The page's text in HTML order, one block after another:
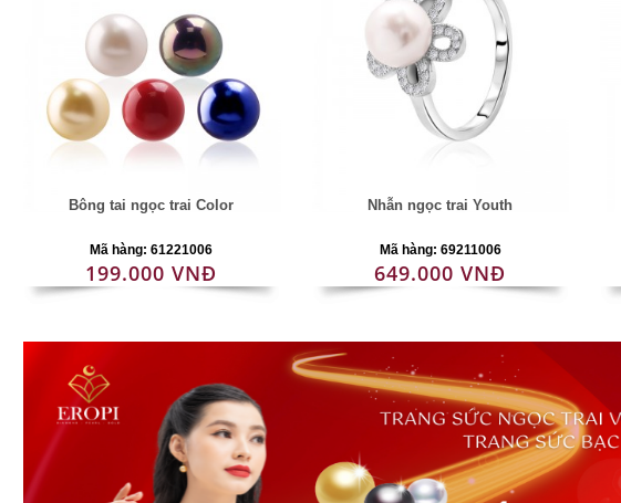
Bông tai ngọc trai Color
Mã hàng: 61221006
199.000 VNĐ
Nhẫn ngọc trai Youth
Mã hàng: 69211006
649.000 VNĐ